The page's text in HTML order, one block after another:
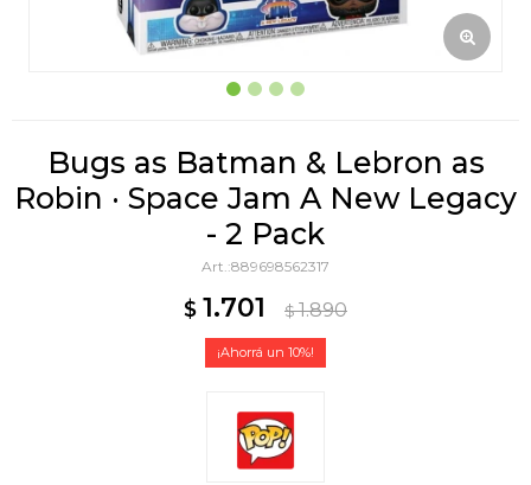
Bugs as Batman & Lebron as
Robin · Space Jam A New Legacy
- 2 Pack
889698562317
$ 1.701 $ 1.890
10